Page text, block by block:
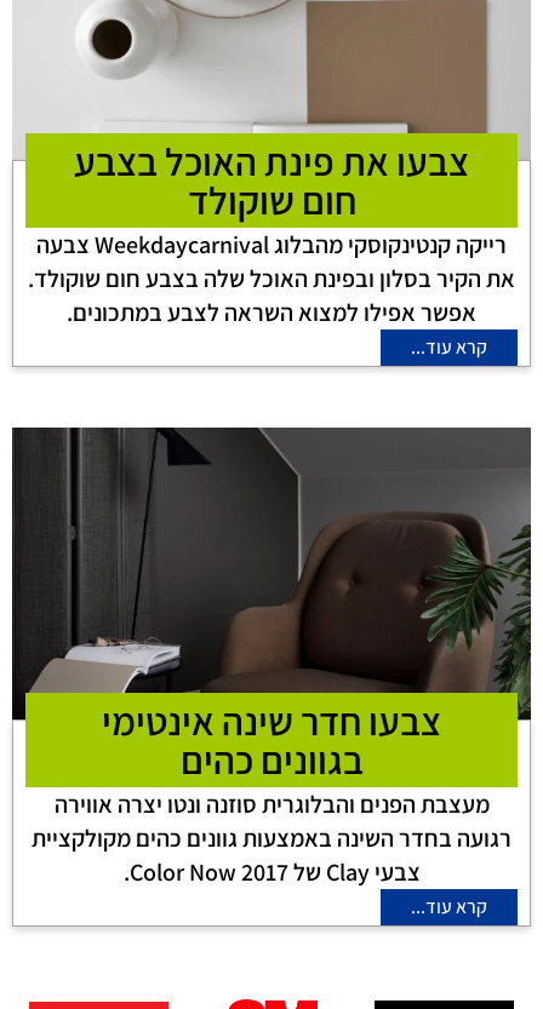
צבעו את פינת האוכל בצבע
חום שוקולד
רייקה קנטינקוסקי מהבלוג Weekdaycarnival צבעה
את הקיר בסלון ובפינת האוכל שלה בצבע חום שוקולד.
אפשר אפילו למצוא השראה לצבע במתכונים.
קרא עוד...
צבעו חדר שינה אינטימי
בגוונים כהים
מעצבת הפנים והבלוגרית סוזנה ונטו יצרה אווירה
רגועה בחדר השינה באמצעות גוונים כהים מקולקציית
צבעי Clay של Color Now 2017.
קרא עוד...